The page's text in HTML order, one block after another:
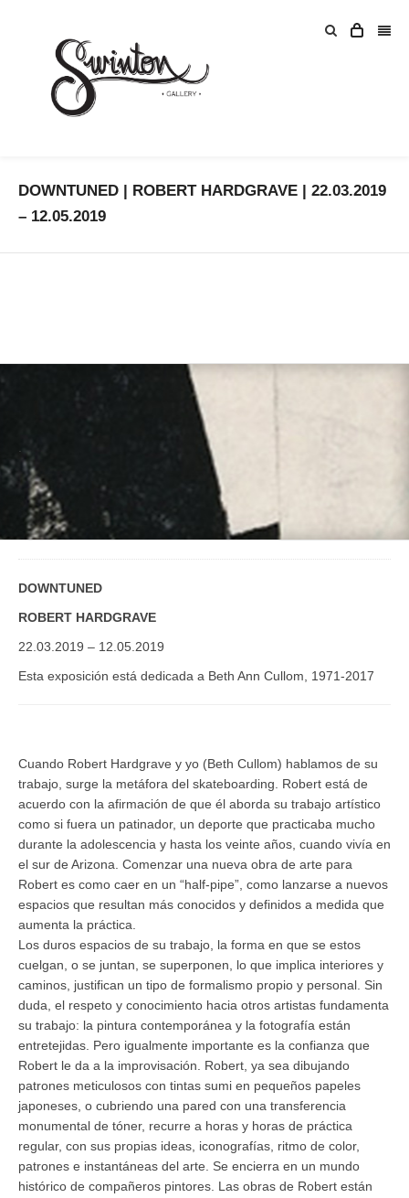
DOWNTUNED | ROBERT HARDGRAVE | 22.03.2019
– 12.05.2019
DOWNTUNED
ROBERT HARDGRAVE
22.03.2019 – 12.05.2019
Esta exposición está dedicada a Beth Ann Cullom, 1971-2017
Cuando Robert Hardgrave y yo (Beth Cullom) hablamos de su
trabajo, surge la metáfora del skateboarding. Robert está de
acuerdo con la afirmación de que él aborda su trabajo artístico
como si fuera un patinador, un deporte que practicaba mucho
durante la adolescencia y hasta los veinte años, cuando vivía en
el sur de Arizona. Comenzar una nueva obra de arte para
Robert es como caer en un “half-pipe”, como lanzarse a nuevos
espacios que resultan más conocidos y definidos a medida que
aumenta la práctica.
Los duros espacios de su trabajo, la forma en que se estos
cuelgan, o se juntan, se superponen, lo que implica interiores y
caminos, justifican un tipo de formalismo propio y personal. Sin
duda, el respeto y conocimiento hacia otros artistas fundamenta
su trabajo: la pintura contemporánea y la fotografía están
entretejidas. Pero igualmente importante es la confianza que
Robert le da a la improvisación. Robert, ya sea dibujando
patrones meticulosos con tintas sumi en pequeños papeles
japoneses, o cubriendo una pared con una transferencia
monumental de tóner, recurre a horas y horas de práctica
regular, con sus propias ideas, iconografías, ritmo de color,
patrones e instantáneas del arte. Se encierra en un mundo
histórico de compañeros pintores. Las obras de Robert están